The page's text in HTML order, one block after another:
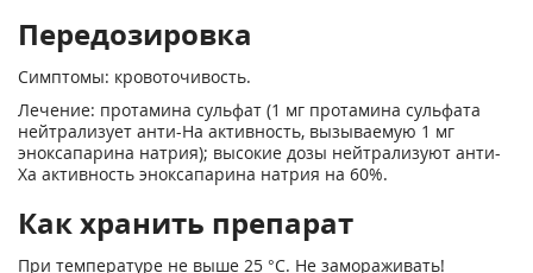
Передозировка
Симптомы: кровоточивость.
Лечение: протамина сульфат (1 мг протамина сульфата
нейтрализует анти-На активность, вызываемую 1 мг
эноксапарина натрия); высокие дозы нейтрализуют анти-
Ха активность эноксапарина натрия на 60%.
Как хранить препарат
При температуре не выше 25 °С. Не замораживать!